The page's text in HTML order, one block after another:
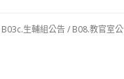
B03c.生輔組公告/ B08.教官室